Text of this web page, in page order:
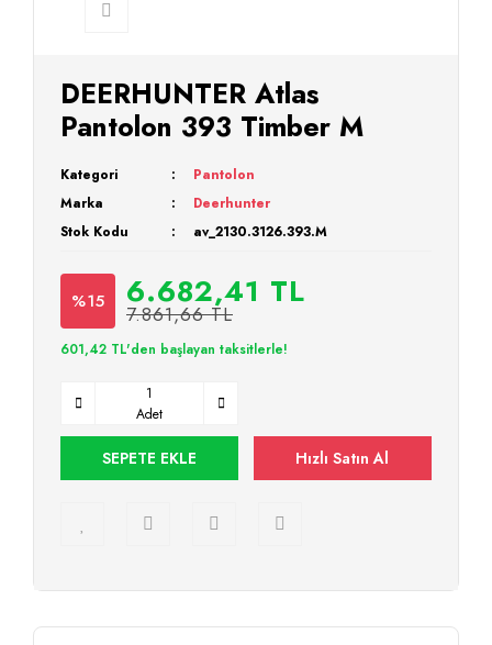
DEERHUNTER Atlas
Pantolon 393 Timber M
Kategori
Pantolon
Marka
Deerhunter
Stok Kodu
av_2130.3126.393.M
%15 6.682,41 TL
7.861,66 TL
601,42 TL'den başlayan taksitlerle!
Adet
SEPETE EKLE Hızlı Satın Al